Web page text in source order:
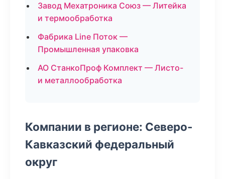
Завод Мехатроника Союз — Литейка
и термообработка
Фабрика Line Поток —
Промышленная упаковка
АО СтанкоПроф Комплект — Листо-
и металлообработка
Компании в регионе: Северо-
Кавказский федеральный
округ